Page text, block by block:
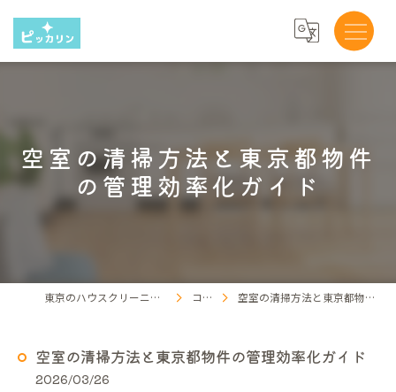
空室の清掃方法と東京都物件
の管理効率化ガイド
東京のハウスクリーニングならピッカリン コラム 空室の清掃方法と東京都物件の管理効率化ガイド
空室の清掃方法と東京都物件の管理効率化ガイド
2026/03/26